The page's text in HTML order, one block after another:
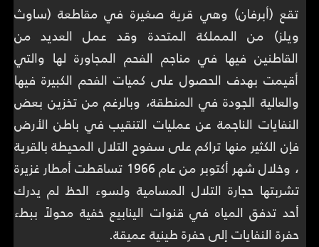
تقع (أبرفان) وهي قرية صغيرة في مقاطعة (ساوث
ويلز) من المملكة المتحدة وقد عمل العديد من
القاطنين فيها في مناجم الفحم المجاورة لها والتي
أقيمت بهدف الحصول على كميات الفحم الكبيرة فيها
والعالية الجودة في المنطقة، وبالرغم من تخزين بعض
النفايات الناجمة عن عمليات التنقيب في باطن الأرض
فإن الكثير منها تراكم على سفوح التلال المحيطة بالقرية
، وخلال شهر أكتوبر من عام 1966 تساقطت أمطار غزيرة
تشربتها حجارة التلال المسامية ولسوء الحظ لم يدرك
أحد تدفق المياه في قنوات الينابيع خفية محولاً ببطء
حفرة النفايات إلى حفرة طينية عميقة.